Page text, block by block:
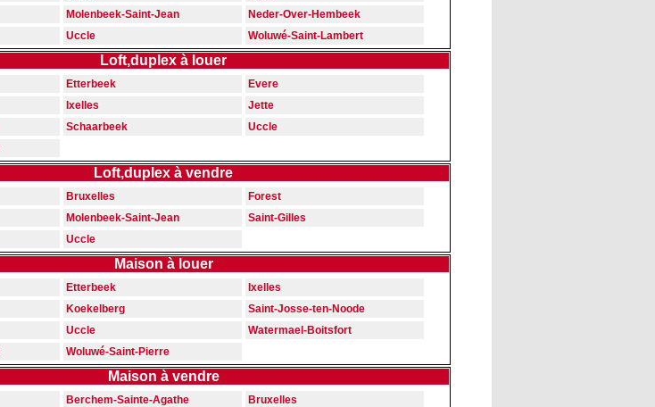
Molenbeek-Saint-Jean
Neder-Over-Hembeek
Uccle Woluwé-Saint-Lambert
Loft,duplex à louer
Etterbeek
Evere
Ixelles
Jette
Schaarbeek
Uccle
Loft,duplex à vendre
Bruxelles
Forest
Molenbeek-Saint-Jean
Saint-Gilles
Uccle
Maison à louer
Etterbeek
Ixelles
Koekelberg
Saint-Josse-ten-Noode
Uccle
Watermael-Boitsfort
Woluwé-Saint-Pierre
Maison à vendre
Berchem-Sainte-Agathe
Bruxelles